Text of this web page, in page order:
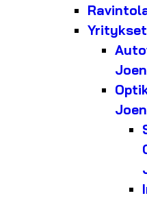
Yritykset